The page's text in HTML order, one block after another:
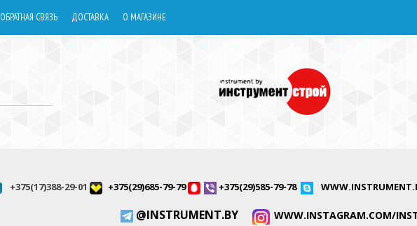
ОБРАТНАЯ СВЯЗЬ ДОСТАВКА О МАГАЗИНЕ
+375(17)388-29-01 +375(29)685-79-79 +375(29)585-79-78
@INSTRUMENT.BY WWW.INSTAGRAM.COM/